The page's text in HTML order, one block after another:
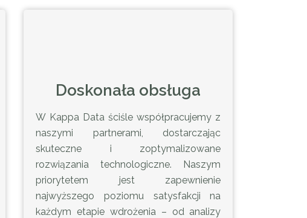
Doskonała obsługa
W Kappa Data ściśle współpracujemy z
naszymi partnerami, dostarczając
skuteczne i zoptymalizowane
rozwiązania technologiczne. Naszym
priorytetem jest zapewnienie
najwyższego poziomu satysfakcji na
każdym etapie wdrożenia – od analizy